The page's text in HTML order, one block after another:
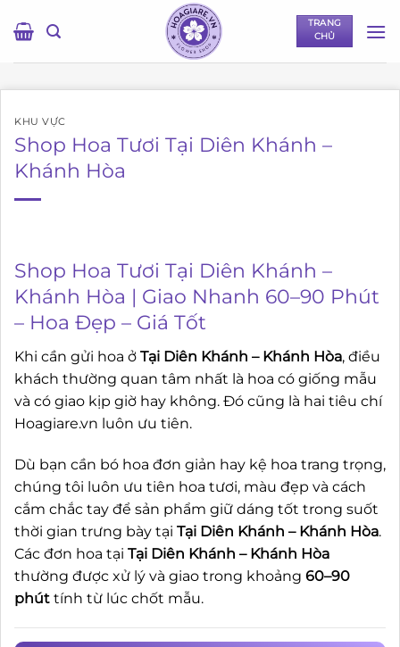
qua
TRANG
CHỦ
KHU VỰC
Shop Hoa Tươi Tại Diên Khánh –
Khánh Hòa
Shop Hoa Tươi Tại Diên Khánh –
Khánh Hòa | Giao Nhanh 60–90 Phút
– Hoa Đẹp – Giá Tốt
Khi cần gửi hoa ở Tại Diên Khánh – Khánh Hòa, điều
khách thường quan tâm nhất là hoa có giống mẫu
và có giao kịp giờ hay không. Đó cũng là hai tiêu chí
Hoagiare.vn luôn ưu tiên.
Dù bạn cần bó hoa đơn giản hay kệ hoa trang trọng,
chúng tôi luôn ưu tiên hoa tươi, màu đẹp và cách
cắm chắc tay để sản phẩm giữ dáng tốt trong suốt
thời gian trưng bày tại Tại Diên Khánh – Khánh Hòa.
Các đơn hoa tại Tại Diên Khánh – Khánh Hòa
thường được xử lý và giao trong khoảng 60–90
phút tính từ lúc chốt mẫu.